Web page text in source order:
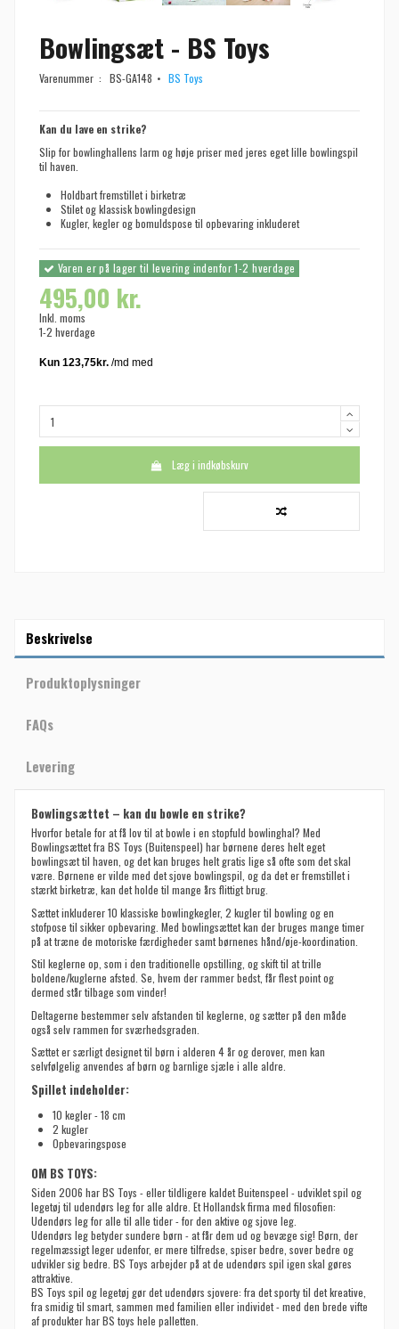
Bowlingsæt - BS Toys
Varenummer : BS-GA148 BS Toys
Kan du lave en strike?
Slip for bowlinghallens larm og høje priser med jeres eget lille bowlingspil
til haven.
Holdbart fremstillet i birketræ
Stilet og klassisk bowlingdesign
Kugler, kegler og bomuldspose til opbevaring inkluderet
Varen er på lager til levering indenfor 1-2 hverdage
495,00 kr.
Inkl. moms
1-2 hverdage
Læg i indkøbskurv
Beskrivelse
Produktoplysninger
FAQs
Levering
Bowlingsættet – kan du bowle en strike?
Hvorfor betale for at få lov til at bowle i en stopfuld bowlinghal? Med
Bowlingsættet fra BS Toys (Buitenspeel) har børnene deres helt eget
bowlingsæt til haven, og det kan bruges helt gratis lige så ofte som det skal
være. Børnene er vilde med det sjove bowlingspil, og da det er fremstillet i
stærkt birketræ, kan det holde til mange års flittigt brug.
Sættet inkluderer 10 klassiske bowlingkegler, 2 kugler til bowling og en
stofpose til sikker opbevaring. Med bowlingsættet kan der bruges mange timer
på at træne de motoriske færdigheder samt børnenes hånd/øje-koordination.
Stil keglerne op, som i den traditionelle opstilling, og skift til at trille
boldene/kuglerne afsted. Se, hvem der rammer bedst, får flest point og
dermed står tilbage som vinder!
Deltagerne bestemmer selv afstanden til keglerne, og sætter på den måde
også selv rammen for sværhedsgraden.
Sættet er særligt designet til børn i alderen 4 år og derover, men kan
selvfølgelig anvendes af børn og barnlige sjæle i alle aldre.
Spillet indeholder:
10 kegler - 18 cm
2 kugler
Opbevaringspose
OM BS TOYS:
Siden 2006 har BS Toys - eller tildligere kaldet Buitenspeel - udviklet spil og
legetøj til udendørs leg for alle aldre. Et Hollandsk firma med filosofien:
Udendørs leg for alle til alle tider - for den aktive og sjove leg.
Udendørs leg betyder sundere børn - at får dem ud og bevæge sig! Børn, der
regelmæssigt leger udenfor, er mere tilfredse, spiser bedre, sover bedre og
udvikler sig bedre. BS Toys arbejder på at de udendørs spil igen skal gøres
attraktive.
BS Toys spil og legetøj gør det udendørs sjovere: fra det sporty til det kreative,
fra smidig til smart, sammen med familien eller individet - med den brede vifte
af produkter har BS toys hele palletten.